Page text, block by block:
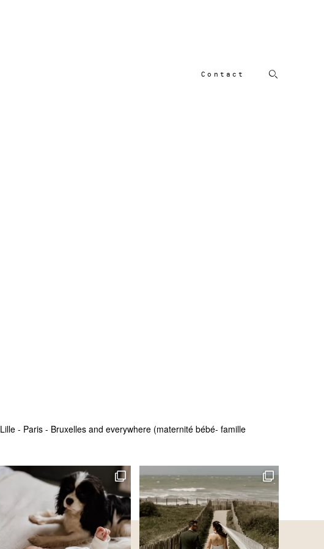
Contact
Lille - Paris - Bruxelles and everywhere (maternité bébé- famille